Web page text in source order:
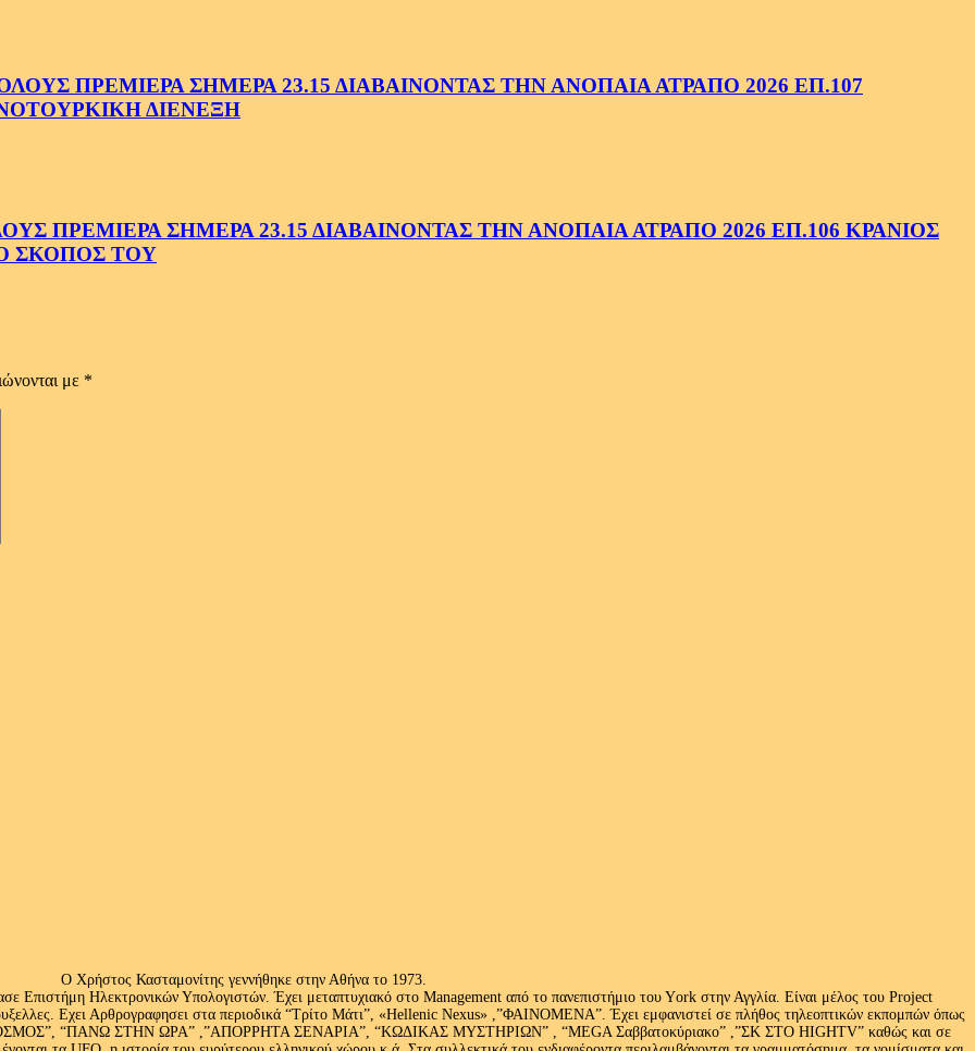
ΠΡΕΜΙΕΡΑ ΣΗΜΕΡΑ 23.15 ΔΙΑΒΑΙΝΟΝΤΑΣ ΤΗΝ ΑΝΟΠΑΙΑ ΑΤΡΑΠΟ 2026 ΕΠ.107
ΔΙΕΝΕΞΗ
ΠΡΕΜΙΕΡΑ ΣΗΜΕΡΑ 23.15 ΔΙΑΒΑΙΝΟΝΤΑΣ ΤΗΝ ΑΝΟΠΑΙΑ ΑΤΡΑΠΟ 2026 ΕΠ.106 ΚΡΑΝΙΟΣ
ΣΚΟΠΟΣ ΤΟΥ
με *
Ο Χρήστος Κασταμονίτης γεννήθηκε στην Αθήνα το 1973.
Επιστήμη Ηλεκτρονικών Υπολογιστών. Έχει μεταπτυχιακό στο Management από το πανεπιστήμιο του Υork στην Αγγλία. Είναι μέλος του Project
Εχει Αρθρογραφησει στα περιοδικά “Τρίτο Μάτι”, «Hellenic Nexus» ,”ΦΑΙΝΟΜΕΝΑ”. Έχει εμφανιστεί σε πλήθος τηλεοπτικών εκπομπών όπως
“ΠΑΝΩ ΣΤΗΝ ΩΡΑ” ,”ΑΠΟΡΡΗΤΑ ΣΕΝΑΡΙΑ”, “ΚΩΔΙΚΑΣ ΜΥΣΤΗΡΙΩΝ” , “MEGA Σαββατοκύριακο” ,”ΣΚ ΣΤΟ HIGHTV” καθώς και σε